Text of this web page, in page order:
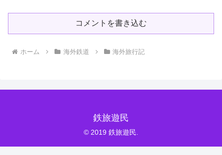
コメントを書き込む
ホーム 海外鉄道 海外旅行記
鉄旅遊民
© 2019 鉄旅遊民.